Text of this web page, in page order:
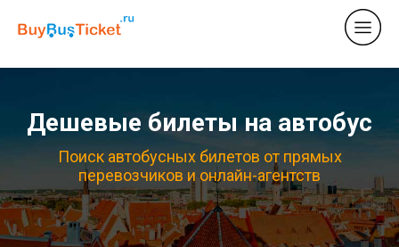
Дешевые билеты на автобус
Поиск автобусных билетов от прямых
перевозчиков и онлайн-агентств